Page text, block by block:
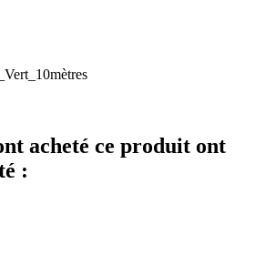
acheté ce produit ont
: